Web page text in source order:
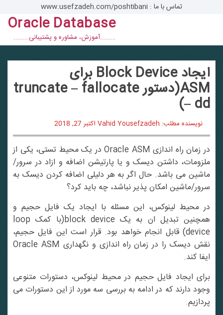
تماس با ما : www.usefzadeh.com/poshtibani
Oracle Database
……….آموزش، مشاوره و پشتیبانی……….
ایجاد Block Device برای
ASM(دستور truncate – fallocate
– dd)
نویسنده مطلب: Vahid Yousefzadeh اکتبر 27, 2018
در زمان راه اندازی Oracle ASM در یک محیط تستی، یکی از
ملزومات، داشتن دیسک و یا پارتیشن اضافه و ازاد در سرور/
ماشین می باشد. حال اگر به هر دلیلی اضافه کردن دیسک به
سرور/ماشین امکان پذیر نباشد، چه باید کرد؟
در محیط لینوکس، این مسئله با ایجاد یک فایل حجیم و
همچنین تبدیل ان به یک block device(با کمک loop
device) قابل انجام خواهد بود. قرار است این فایل حجیم،
نقش دیسک را در زمان راه اندازی و نگهداری Oracle ASM
ایفا کند.
برای ایجاد فایل حجیم در محیط لینوکس، دستورات متنوعی
وجود دارند که در ادامه به بررسی سه مورد از این دستورات می
پردازیم.